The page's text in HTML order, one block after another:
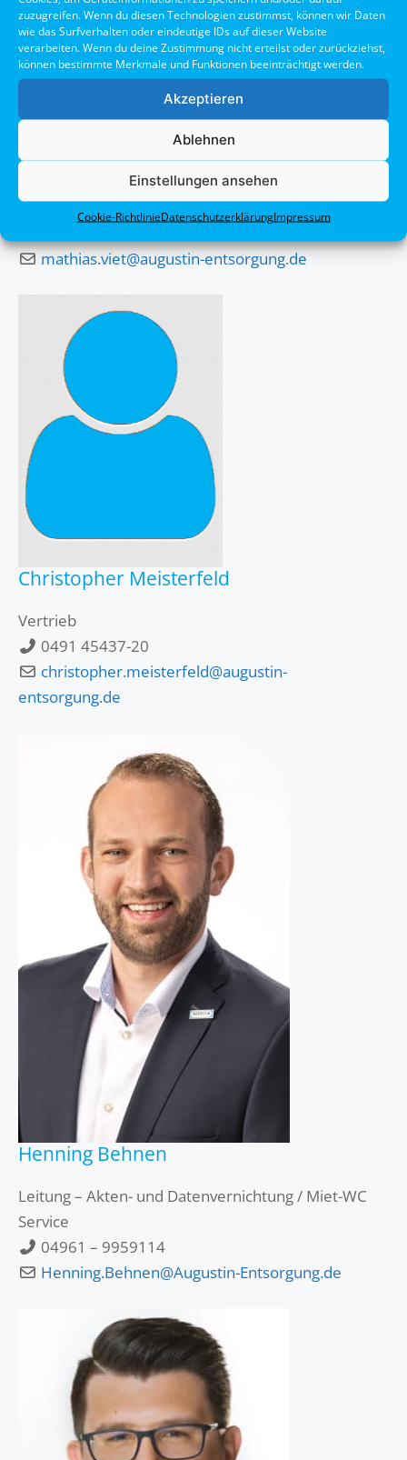
zuzugreifen. Wenn du diesen Technologien zustimmst, können wir Daten
wie das Surfverhalten oder eindeutige IDs auf dieser Website
verarbeiten. Wenn du deine Zustimmung nicht erteilst oder zurückziehst,
können bestimmte Merkmale und Funktionen beeinträchtigt werden.
Akzeptieren
Ablehnen
Einstellungen ansehen
Cookie-RichtlinieDatenschutzerklärungImpressum
Mathias Viet
Betriebsleiter
mathias.viet@augustin-entsorgung.de
Christopher Meisterfeld
Vertrieb
0491 45437-20
christopher.meisterfeld@augustin-
entsorgung.de
Henning Behnen
Leitung – Akten- und Datenvernichtung / Miet-WC
Service
04961 – 9959114
Henning.Behnen@Augustin-Entsorgung.de